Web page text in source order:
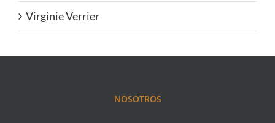
Virginie Verrier
NOSOTROS